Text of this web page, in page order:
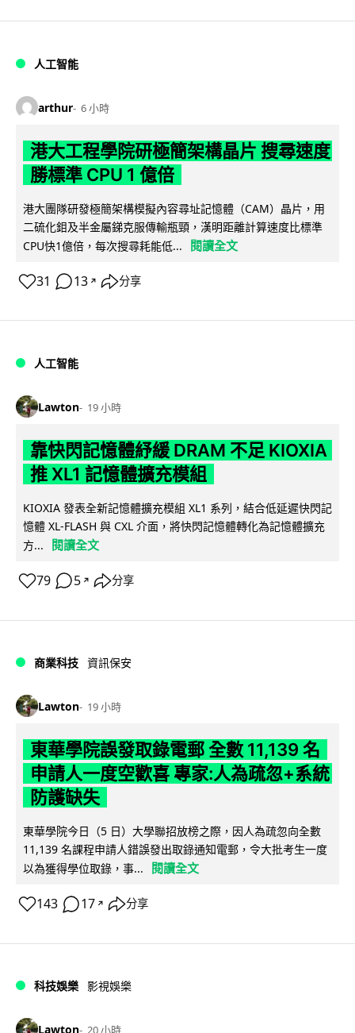
人工智能
arthur 6 小時
港大工程學院研極簡架構晶片 搜尋速度
勝標準 CPU 1 億倍
港大團隊研發極簡架構模擬內容尋址記憶體（CAM）晶片，用
二硫化鉬及半金屬銻克服傳輸瓶頸，漢明距離計算速度比標準
CPU快1億倍，每次搜尋耗能低...
閱讀全文
31 13 ↗ 分享
人工智能
Lawton 19 小時
靠快閃記憶體紓緩 DRAM 不足 KIOXIA
推 XL1 記憶體擴充模組
KIOXIA 發表全新記憶體擴充模組 XL1 系列，結合低延遲快閃記
憶體 XL-FLASH 與 CXL 介面，將快閃記憶體轉化為記憶體擴充
方...
閱讀全文
79 5 ↗ 分享
商業科技 資訊保安
Lawton 19 小時
東華學院誤發取錄電郵 全數 11,139 名
申請人一度空歡喜 專家:人為疏忽+系統
防護缺失
東華學院今日（5 日）大學聯招放榜之際，因人為疏忽向全數
11,139 名課程申請人錯誤發出取錄通知電郵，令大批考生一度
以為獲得學位取錄，事...
閱讀全文
143 17 ↗ 分享
科技娛樂 影視娛樂
Lawton 20 小時